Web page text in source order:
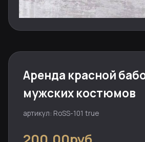
Аренда красной
мужских костюмов
артикул: RoSS-101 true